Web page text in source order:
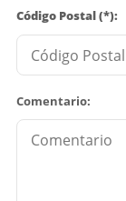
Código Postal (*):
Comentario: